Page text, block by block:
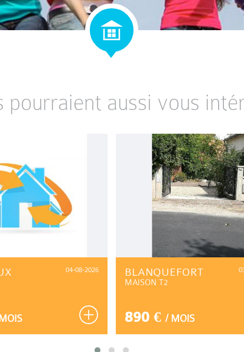
pourraient aussi vous
04-08-2026 BLANQUEFORT
MAISON T2
890 €/ MOIS